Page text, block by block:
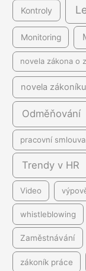
Kontroly
Monitoring
novela zákona o
novela
Odměňování
pracovní smlouva
Trendy v HR
Video
whistleblowing
Zaměstnávání
zákoník práce